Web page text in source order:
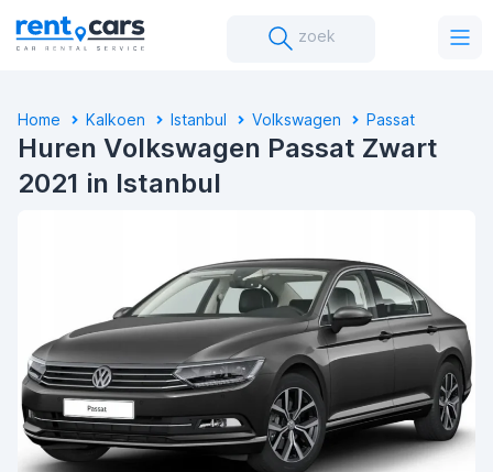
zoek
Home Kalkoen Istanbul Volkswagen Passat
Huren Volkswagen Passat Zwart
2021 in Istanbul